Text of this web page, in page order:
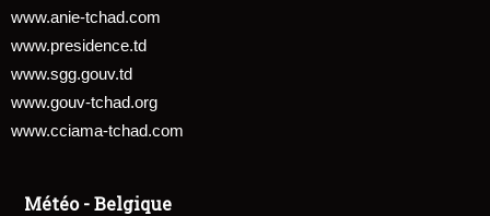
www.anie-tchad.com
www.presidence.td
www.sgg.gouv.td
www.gouv-tchad.org
www.cciama-tchad.com
Météo - Belgique